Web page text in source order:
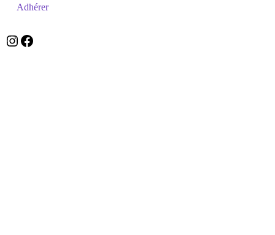
Adhérer
zefzefr
Facebook